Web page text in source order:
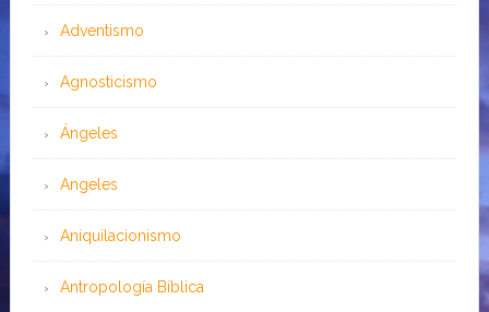
Adventismo
Agnosticismo
Ángeles
Angeles
Aniquilacionismo
Antropología Bíblica